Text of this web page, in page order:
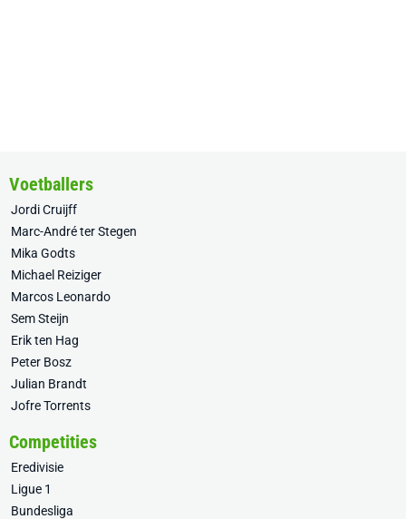
Voetballers
Jordi Cruijff
Marc-André ter Stegen
Mika Godts
Michael Reiziger
Marcos Leonardo
Sem Steijn
Erik ten Hag
Peter Bosz
Julian Brandt
Jofre Torrents
Competities
Eredivisie
Ligue 1
Bundesliga